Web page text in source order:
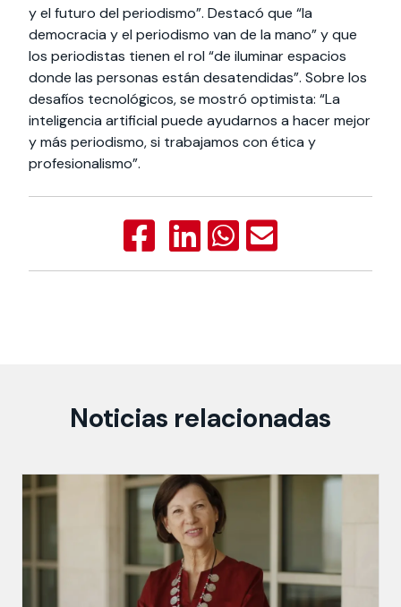
y el futuro del periodismo”. Destacó que “la
democracia y el periodismo van de la mano” y que
los periodistas tienen el rol “de iluminar espacios
donde las personas están desatendidas”. Sobre los
desafíos tecnológicos, se mostró optimista: “La
inteligencia artificial puede ayudarnos a hacer mejor
y más periodismo, si trabajamos con ética y
profesionalismo”.
Noticias relacionadas